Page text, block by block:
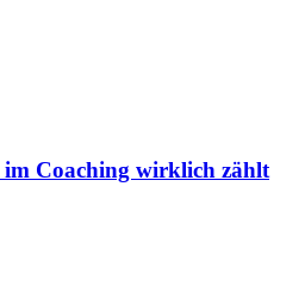
Coaching wirklich zählt